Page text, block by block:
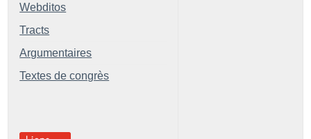
Webditos
Tracts
Argumentaires
Textes de congrès